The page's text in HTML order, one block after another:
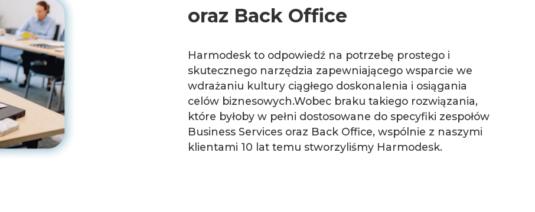
oraz Back Office
Harmodesk to odpowiedź na potrzebę prostego i
skutecznego narzędzia zapewniającego wsparcie we
wdrażaniu kultury ciągłego doskonalenia i osiągania
celów biznesowych.Wobec braku takiego rozwiązania,
które byłoby w pełni dostosowane do specyfiki zespołów
Business Services oraz Back Office, wspólnie z naszymi
klientami 10 lat temu stworzyliśmy Harmodesk.